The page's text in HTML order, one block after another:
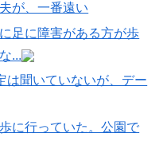
が、一番遠い
足に障害がある方が歩
...
は聞いていないが、デー
に行っていた。公園で